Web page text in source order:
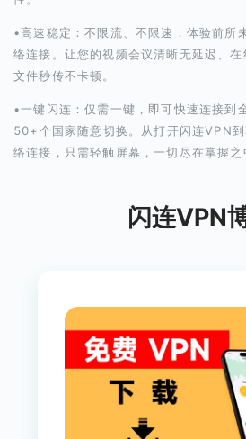
•高速稳定：不限流、不限速，体验前所
络连接。让您的视频会议清晰无延迟、
文件秒传不卡顿。
•一键闪连：仅需一键，即可快速连接到
50+个国家随意切换。从打开闪连VPN
络连接，只需轻触屏幕，一切尽在掌握之
闪连VPN